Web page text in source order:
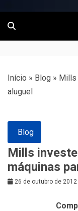
Início » Blog » Mills
aluguel
Blog
Mills
máquinas
26 de outubro de 2012